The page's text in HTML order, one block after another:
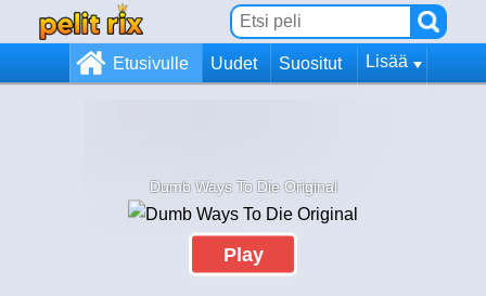
Etusivulle Uudet Suositut Lisää
Dumb Ways To Die Original
Play